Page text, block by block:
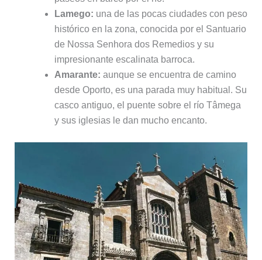
Lamego: una de las pocas ciudades con peso
histórico en la zona, conocida por el Santuario
de Nossa Senhora dos Remedios y su
impresionante escalinata barroca.
Amarante: aunque se encuentra de camino
desde Oporto, es una parada muy habitual. Su
casco antiguo, el puente sobre el río Tâmega
y sus iglesias le dan mucho encanto.